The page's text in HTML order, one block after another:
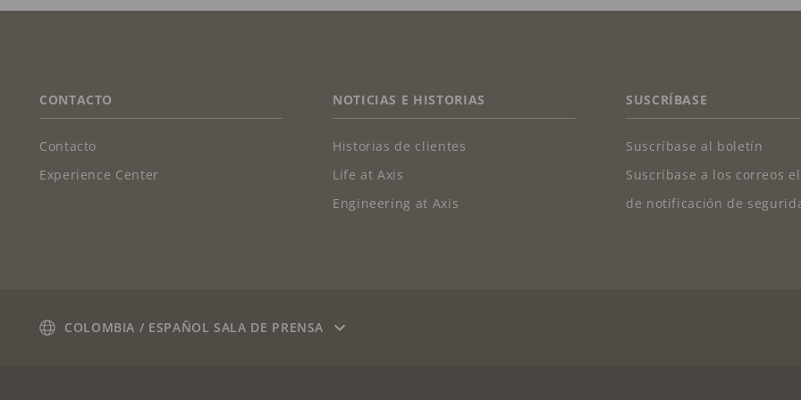
FOOTER
CONTACTO
Contacto
Experience Center
NOTICIAS E HISTORIAS
Historias de clientes
Life at Axis
Engineering at Axis
SUSCRÍBASE
Suscríbase al boletín
Suscríbase a los correos
de notificación de
COLOMBIA / ESPAÑOL SALA DE PRENSA